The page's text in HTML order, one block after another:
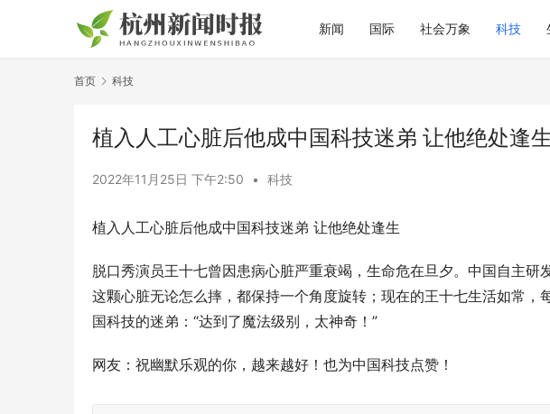
新闻 国际 社会万象 科技
首页 科技
植入人工心脏后他成中国科技迷弟 让他绝处逢生
2022年11月25日 下午2:50 • 科技
植入人工心脏后他成中国科技迷弟 让他绝处逢生
脱口秀演员王十七曾因患病心脏严重衰竭，生命危在旦夕。中国自主研
这颗心脏无论怎么摔，都保持一个角度旋转；现在的王十七生活如常，
国科技的迷弟：“达到了魔法级别，太神奇！”
网友：祝幽默乐观的你，越来越好！也为中国科技点赞！